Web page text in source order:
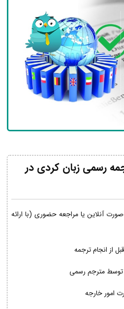
رسمی زبان کردی در
آنلاین یا مراجعه حضوری (با ارائه
از انجام ترجمه
توسط مترجم رسمی
امور خارجه